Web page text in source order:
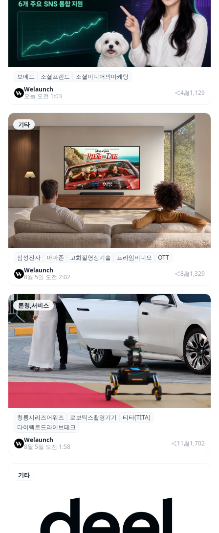
보메드 ‘소셜프렌드’, 유튜브·인스타 등 6개
SNS 마케팅 통합 지원
보메드 소셜프렌드
소셜미디어의마케팅
Welaunch
오늘 오전 1:03
4 1,129
기타
삼성전자·아마존, 프라임 비디오에 ‘HDR10+
어드밴스드’ 적용
삼성전자 아마존 고화질영상기술 프라임비디오
OTT
Welaunch
8월 5일 오전 2:02
8 1,329
론칭,서비스
청룡시리즈어워즈 레드카펫에 등장한 바퀴
형 이족 보행 로봇 ‘티타(TITA)’
청룡시리즈어워즈 로보틱스촬영기기
티타(TITA)
다이렉트드라이브테크
Welaunch
8월 5일 오전 1:58
11 1,702
기타